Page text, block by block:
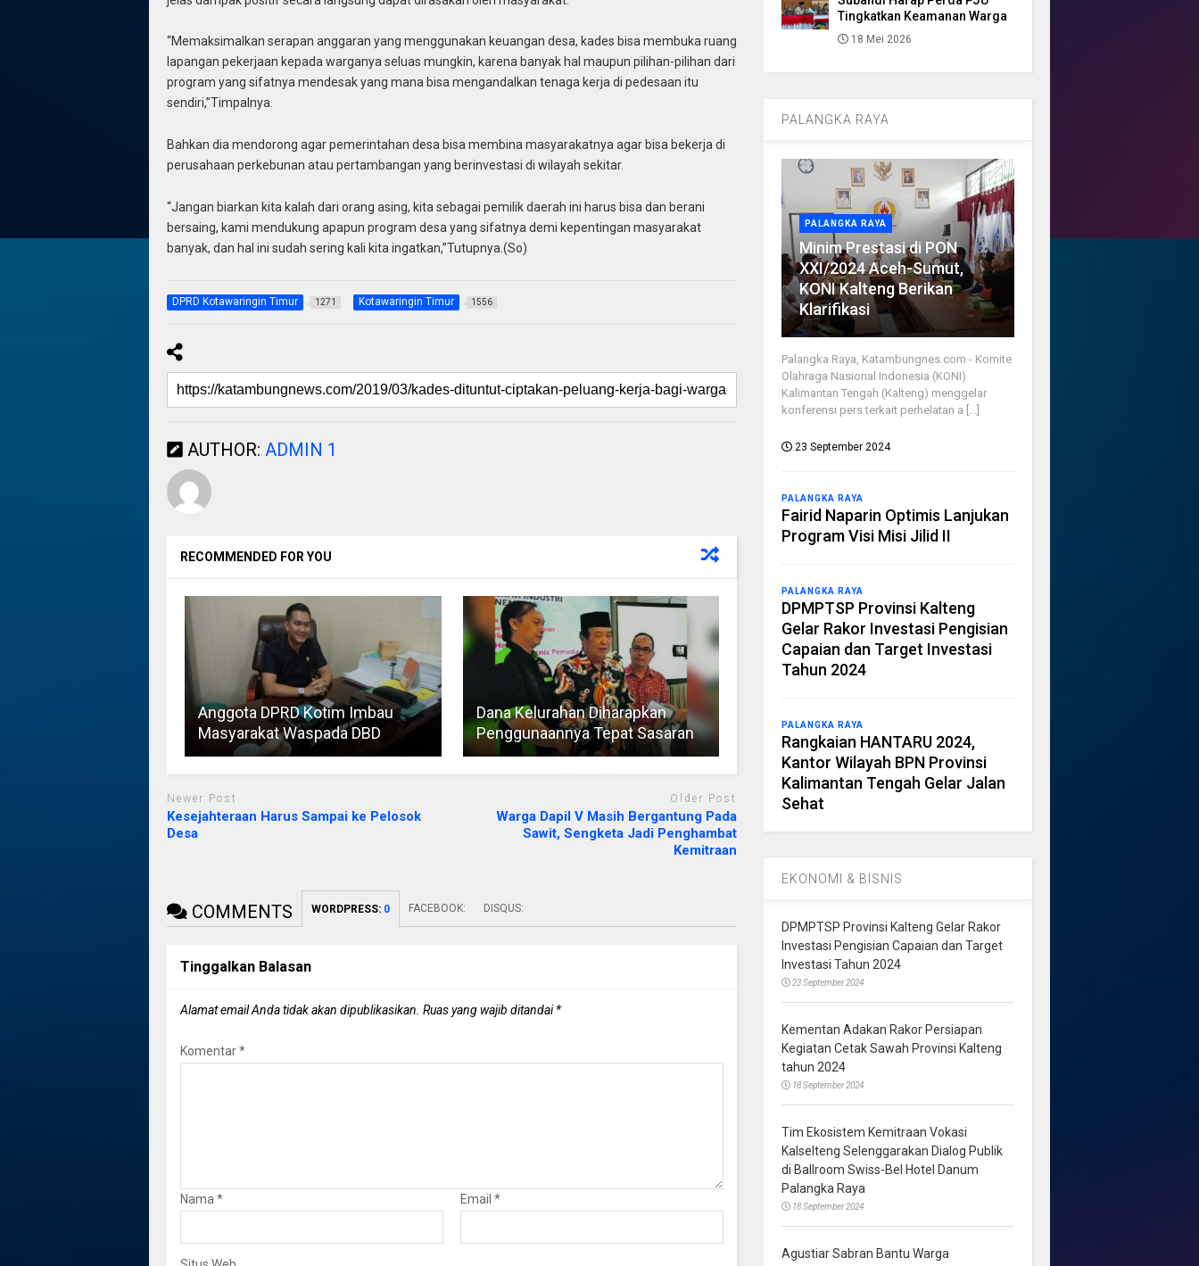
“Memaksimalkan serapan anggaran yang menggunakan keuangan desa, kades bisa membuka ruang
lapangan pekerjaan kepada warganya seluas mungkin, karena banyak hal maupun pilihan-pilihan dari
program yang sifatnya mendesak yang mana bisa mengandalkan tenaga kerja di pedesaan itu
sendiri,”Timpalnya.
Bahkan dia mendorong agar pemerintahan desa bisa membina masyarakatnya agar bisa bekerja di
perusahaan perkebunan atau pertambangan yang berinvestasi di wilayah sekitar.
“Jangan biarkan kita kalah dari orang asing, kita sebagai pemilik daerah ini harus bisa dan berani
bersaing, kami mendukung apapun program desa yang sifatnya demi kepentingan masyarakat
banyak, dan hal ini sudah sering kali kita ingatkan,”Tutupnya.(So)
DPRD Kotawaringin Timur 1271 Kotawaringin Timur 1556
AUTHOR: ADMIN 1
RECOMMENDED FOR YOU
Anggota DPRD Kotim Imbau
Masyarakat Waspada DBD
Dana Kelurahan Diharapkan
Penggunaannya Tepat Sasaran
Newer Post
Kesejahteraan Harus Sampai ke Pelosok
Desa
Older Post
Warga Dapil V Masih Bergantung Pada
Sawit, Sengketa Jadi Penghambat
Kemitraan
COMMENTS WORDPRESS: 0 FACEBOOK: DISQUS:
Tinggalkan Balasan
Alamat email Anda tidak akan dipublikasikan. Ruas yang wajib ditandai*
Komentar*
Nama* Email *
Tingkatkan Keamanan Warga
18 Mei 2026
PALANGKA RAYA
PALANGKA RAYA
Minim Prestasi di PON
XXI/2024 Aceh-Sumut,
KONI Kalteng Berikan
Klarifikasi
Palangka Raya, Katambungnes.com - Komite
Olahraga Nasional Indonesia (KONI)
Kalimantan Tengah (Kalteng) menggelar
konferensi pers terkait perhelatan a [...]
23 September 2024
PALANGKA RAYA
Fairid Naparin Optimis Lanjukan
Program Visi Misi Jilid II
PALANGKA RAYA
DPMPTSP Provinsi Kalteng
Gelar Rakor Investasi Pengisian
Capaian dan Target Investasi
Tahun 2024
PALANGKA RAYA
Rangkaian HANTARU 2024,
Kantor Wilayah BPN Provinsi
Kalimantan Tengah Gelar Jalan
Sehat
EKONOMI & BISNIS
DPMPTSP Provinsi Kalteng Gelar Rakor
Investasi Pengisian Capaian dan Target
Investasi Tahun 2024
23 September 2024
Kementan Adakan Rakor Persiapan
Kegiatan Cetak Sawah Provinsi Kalteng
tahun 2024
18 September 2024
Tim Ekosistem Kemitraan Vokasi
Kalselteng Selenggarakan Dialog Publik
di Ballroom Swiss-Bel Hotel Danum
Palangka Raya
18 September 2024
Agustiar Sabran Bantu Warga